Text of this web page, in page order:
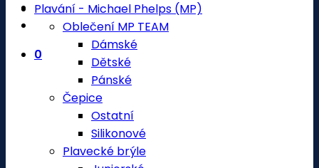
0
Plavání - Michael Phelps (MP)
Oblečení MP TEAM
Dámské
Dětské
Pánské
Čepice
Ostatní
Silikonové
Plavecké brýle